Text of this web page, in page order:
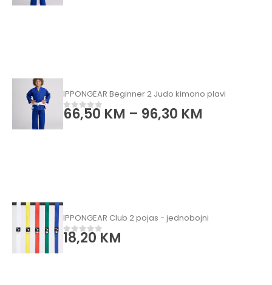
IPPONGEAR Beginner 2 Judo kimono plavi
0od 5
66,50 KM – 96,30 KM
IPPONGEAR Club 2 pojas - jednobojni
od 5
18,20KM